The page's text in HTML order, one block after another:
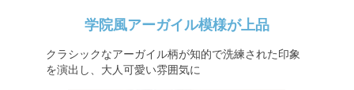
学院風アーガイル模様が上品
クラシックなアーガイル柄が知的で洗練された印象
を演出し、大人可愛い雰囲気に